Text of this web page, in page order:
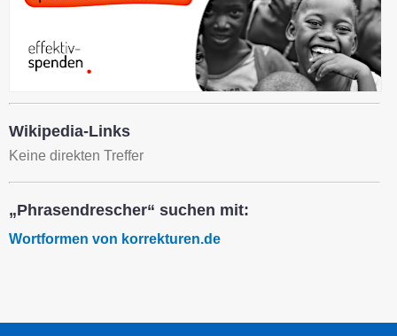
Wikipedia-Links
Keine direkten Treffer
„Phrasendrescher“ suchen mit:
Wortformen von korrekturen.de